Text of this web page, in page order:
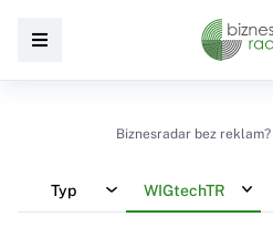
Biznesradar bez reklam?
Typ WIGtechTR